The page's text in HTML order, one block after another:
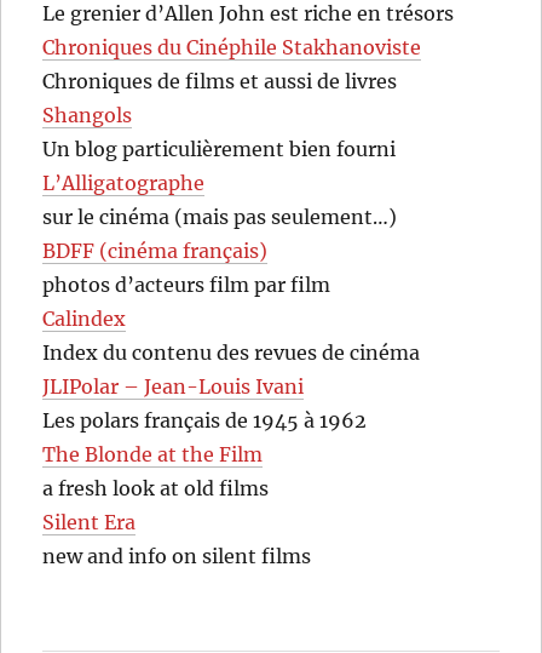
Le grenier d’Allen John est riche en trésors
Chroniques du Cinéphile Stakhanoviste
Chroniques de films et aussi de livres
Shangols
Un blog particulièrement bien fourni
L’Alligatographe
sur le cinéma (mais pas seulement…)
BDFF (cinéma français)
photos d’acteurs film par film
Calindex
Index du contenu des revues de cinéma
JLIPolar – Jean-Louis Ivani
Les polars français de 1945 à 1962
The Blonde at the Film
a fresh look at old films
Silent Era
new and info on silent films